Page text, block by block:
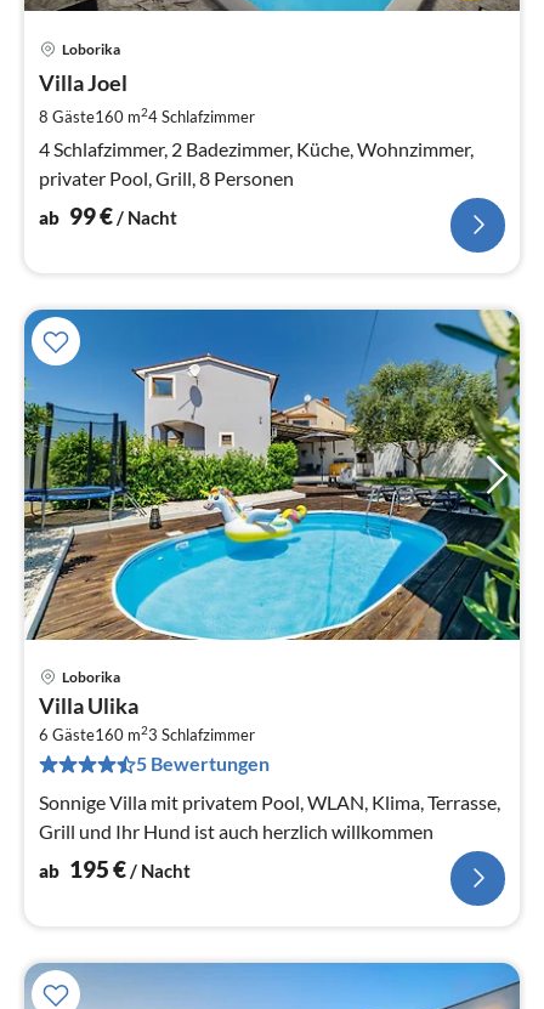
Loborika
Villa Joel
8 Gäste160 m24Schlafzimmer
4 Schlafzimmer, 2 Badezimmer, Küche, Wohnzimmer,
privater Pool, Grill, 8 Personen
ab 99€/ Nacht
Loborika
Villa Ulika
6 Gäste160 m23 Schlafzimmer
5 Bewertungen
Sonnige Villa mit privatem Pool, WLAN, Klima, Terrasse,
Grill und Ihr Hund ist auch herzlich willkommen
ab 195€/ Nacht